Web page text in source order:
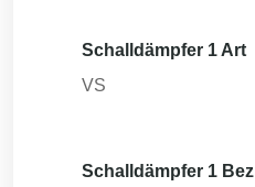
Schalldämpfer 1 Art
VS
Schalldämpfer 1 Bez